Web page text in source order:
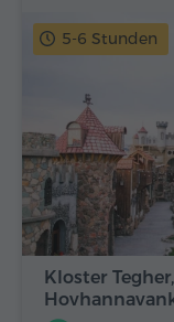
5-6 Stunden
Kloster